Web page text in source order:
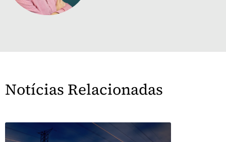
Notícias Relacionadas